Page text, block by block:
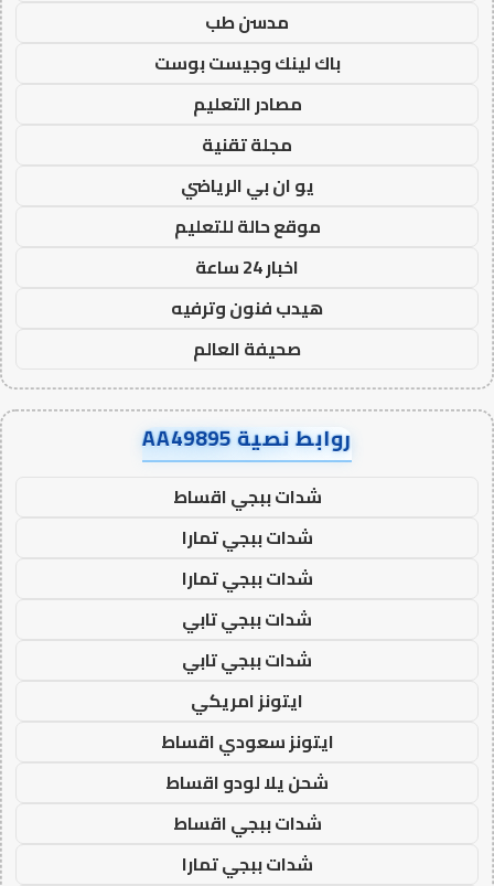
مدسن طب
باك لينك وجيست بوست
مصادر التعليم
مجلة تقنية
يو ان بي الرياضي
موقع حالة للتعليم
اخبار 24 ساعة
هيدب فنون وترفيه
صحيفة العالم
روابط نصية AA49895
شدات ببجي اقساط
شدات ببجي تمارا
شدات ببجي تمارا
شدات ببجي تابي
شدات ببجي تابي
ايتونز امريكي
ايتونز سعودي اقساط
شحن يلا لودو اقساط
شدات ببجي اقساط
شدات ببجي تمارا